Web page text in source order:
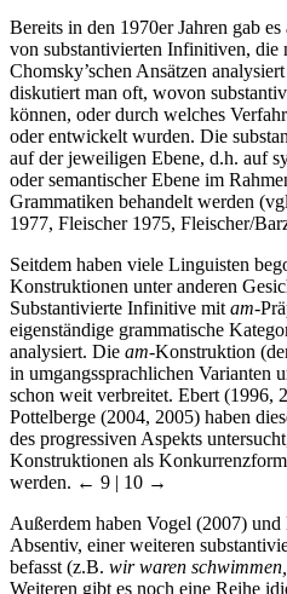
Bereits in den 1970er Jahren gab
von substantivierten Infinitiven, die
Chomsky’schen Ansätzen
diskutiert man oft, wovon
können, oder durch welches
oder entwickelt wurden. Die
auf der jeweiligen Ebene, d.h. auf
oder semantischer Ebene im
Grammatiken behandelt werden
1977, Fleischer 1975, Fleischer/
Seitdem haben viele Linguisten
Konstruktionen unter anderen
Substantivierte Infinitive mit am-
eigenständige grammatische
analysiert. Die am-Konstruktion
in umgangssprachlichen Varianten
schon weit verbreitet. Ebert (1996,
Pottelberge (2004, 2005) haben
des progressiven Aspekts
Konstruktionen als
werden. ← 9 | 10 →
Außerdem haben Vogel (2007)
Absentiv, einer weiteren
befasst (z.B. wir waren
Weiteren gibt es noch eine Reihe